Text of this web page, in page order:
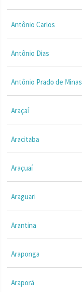
Antônio Carlos
Antônio Dias
Antônio Prado de Minas
Araçaí
Aracitaba
Araçuaí
Araguari
Arantina
Araponga
Araporã